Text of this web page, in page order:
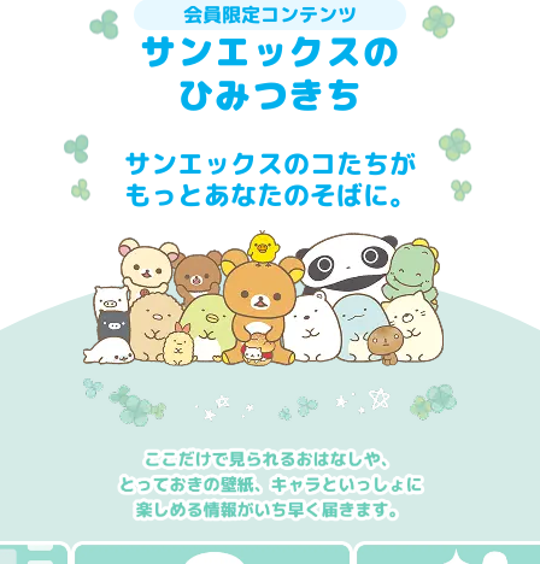
会員限定コンテンツ
サンエックスの
ひみつきち
サンエックスのコたちが
もっとあなたのそばに。